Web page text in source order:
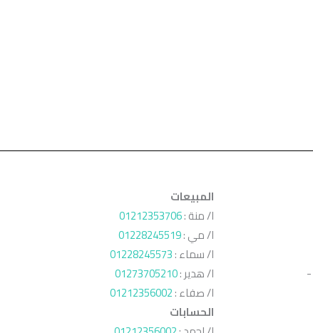
-
المبيعات
ا/ منة :01212353706
ا/ مي :01228245519
ا/ سماء :01228245573
ا/ هدير :01273705210
ا/ صفاء :01212356002
الحسابات